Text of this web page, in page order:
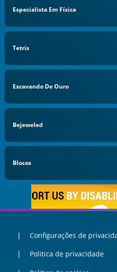
Especialista Em Física
Tetris
Escavando De Ouro
Bejeweled
Blocos
Configurações de
Politica de privacidade